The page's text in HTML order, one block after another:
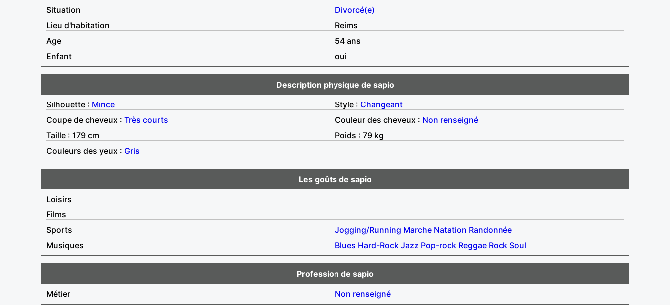
Situation
Divorcé(e)
Lieu d'habitation
Reims
Age
54 ans
Enfant
oui
Description physique de sapio
Silhouette : Mince Style : Changeant
Coupe de cheveux : Très courts Couleur des cheveux : Non renseigné
Taille : 179 cm
Poids : 79 kg
Couleurs des yeux : Gris
Les goûts de sapio
Loisirs
Films
Sports
Jogging/Running Marche Natation Randonnée
Musiques
Blues Hard-Rock Jazz Pop-rock Reggae Rock Soul
Profession de sapio
Métier
Non renseigné